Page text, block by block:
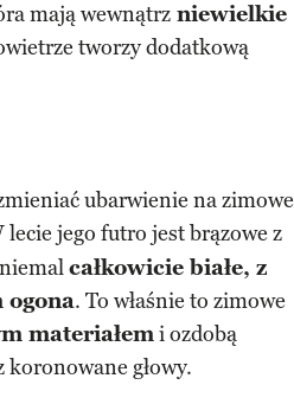
mają wewnątrz niewielkie
tworzy dodatkową
ubarwienie na zimowe
lecie jego futro jest brązowe z
całkowicie białe, z
ogona. To właśnie to zimowe
materiałemi ozdobą
głowy.